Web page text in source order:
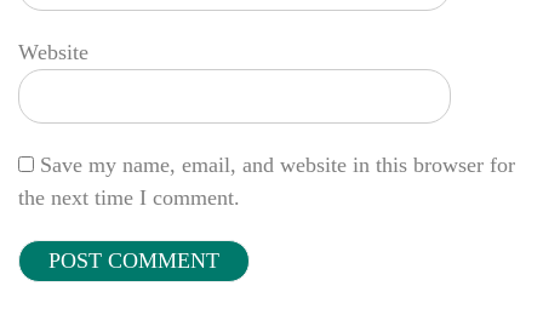
Website
Save my name, email, and website in this browser for
the next time I comment.